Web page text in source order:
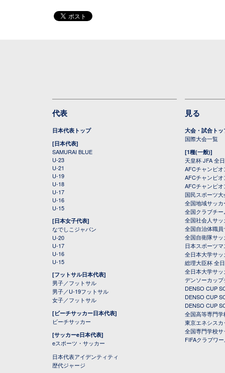
代表
日本代表トップ
[日本代表]
SAMURAI BLUE
U-23
U-21
U-19
U-18
U-17
U-16
U-15
[日本女子代表]
なでしこジャパン
U-20
U-17
U-16
U-15
[フットサル日本代表]
男子／フットサル
男子／U-19フットサル
女子／フットサル
[ビーチサッカー日本代表]
ビーチサッカー
[サッカーe日本代表]
eスポーツ・サッカー
日本代表アイデンティティ
歴代ジャージ
見る
大会・試合トッ
国際大会一覧
[1種(一般)]
天皇杯 JFA 全
AFCチャンピ
AFCチャンピ
AFCチャンピ
国民スポーツ
全国地域サッ
全国クラブチ
全国社会人サ
全国自治体職
全国自衛隊サ
日本スポーツ
全日本大学サ
総理大臣杯 全
全日本大学サ
デンソーカッ
DENSO CUP
DENSO CUP
DENSO CUP
全国高等専門
東京エネシス
全国専門学校
FIFAクラブワ